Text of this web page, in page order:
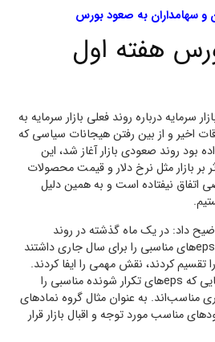
و سهامداران به صعود بورس
هفته اول
سرمایه درباره روند فعلی بازار سرمایه به
اخیر و از بین رفتن هیجانات سیاسی که
بود روند صعودی بازار آغاز شد، این
بر بازار مثل نرخ دلار و قیمت محصولات
اتفاق نیفتاده است و به همین دلیل
داد: در یک ماه گذشته در روند
صعودی بازار شرکت‌هایی که epsهای مناسبی را برای سال جاری داشتند
کردند، نقش مهمی را ایفا کردند.
حالا برای سال آینده شرکت‌‌هایی که epsهای تکرار شونده مناسبی را
مناسب‌اند. به عنوان مثال گروه نمادهای
مناسب مورد توجه و اقبال بازار قرار